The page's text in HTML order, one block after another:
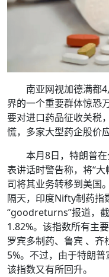
南亚网视加德满都
界的一个重要群体惊恐
要对进口药品征收关税
慌，多家大型药企股价
本月8日，特朗普
表讲话时警告称，将“
司将其业务转移到美国
隔天，印度Nifty制药指
“goodreturns”报道，
1.82%。该指数所有主
罗宾多制药、鲁宾 、齐
5%。不过，由于特朗
该指数又有所回升。